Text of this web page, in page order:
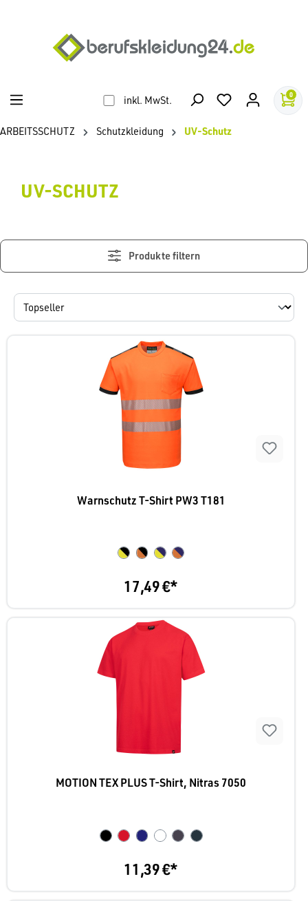
inkl. MwSt. 0
ARBEITSSCHUTZ Schutzkleidung UV-Schutz
UV-SCHUTZ
Produkte filtern
Warnschutz T-Shirt PW3 T181
17,49 €*
MOTION TEX PLUS T-Shirt, Nitras 7050
11,39 €*